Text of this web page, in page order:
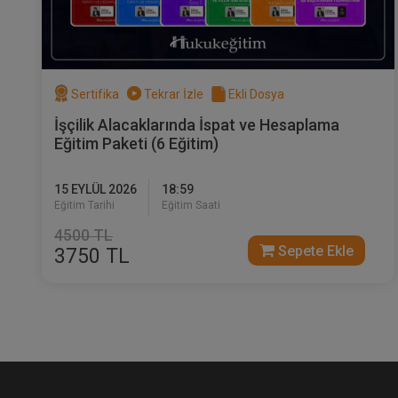
8-10 2000 Stajyer Avukat (Garanti Bankası)
2000-2002 Avukatlık Stajı ( İstanbul Barosu)
2000-2008 Medeni Hukuk Anabilim Dalı
2008-2009 Öğretim Görevlisi, Bahçeşehir
2009- Öğretim Üyesi, Bahçeşehir
Fransızca
İngilizce
Almanca
2011-2018 Kazancı Bah. Üni Dergisi
Sertifika Tekrar İzle Ekli Dosya
İşçilik Alacaklarında İspat ve Hesaplama
Eğitim Paketi (6 Eğitim)
15 EYLÜL 2026
Eğitim Tarihi
18:59
Eğitim Saati
4500 TL
3750 TL Sepete Ekle